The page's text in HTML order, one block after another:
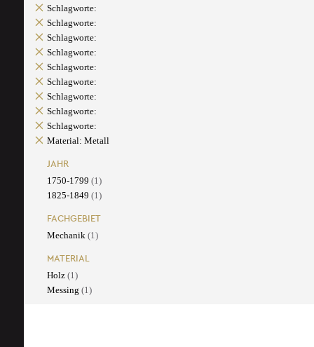
Schlagworte:
Schlagworte:
Schlagworte:
Schlagworte:
Schlagworte:
Schlagworte:
Schlagworte:
Schlagworte:
Schlagworte:
Material: Metall
JAHR
1750-1799 (1)
1825-1849 (1)
FACHGEBIET
Mechanik (1)
MATERIAL
Holz (1)
Messing (1)